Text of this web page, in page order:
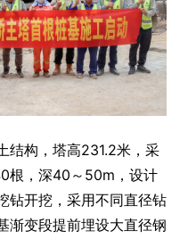
结构，塔高231.2米，采
根，深40～50m，设计
钻开挖，采用不同直径钻
渐变段提前埋设大直径钢